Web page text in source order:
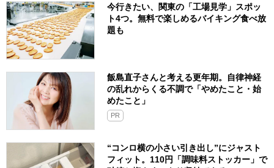
今行きたい、関東の「工場見学」スポッ
ト4つ。無料で楽しめるバイキング食べ放
題も
飯島直子さんと考える更年期。自律神経
の乱れからくる不調で「やめたこと・始
めたこと」
PR
“コンロ横の小さい引き出し”にジャスト
フィット。110円「調味料ストッカー」で